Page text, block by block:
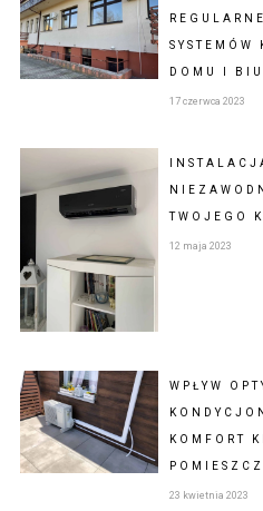
SYSTEMÓW
DOMU I
17 czerwca 2023
TWOJEGO
12 maja 2023
WPŁYW
KOMFORT
23 kwietnia 2023